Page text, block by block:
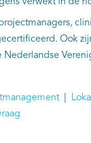
Ook
Nederlandse
|